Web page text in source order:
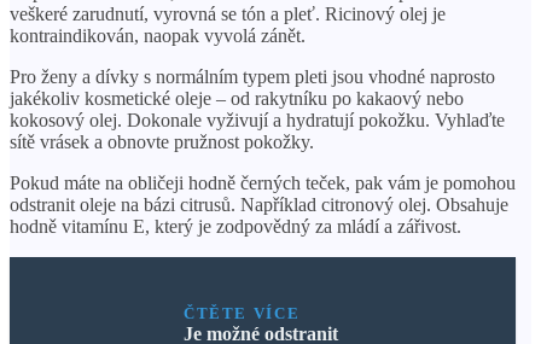
veškeré zarudnutí, vyrovná se tón a pleť. Ricinový olej je
kontraindikován, naopak vyvolá zánět.
Pro ženy a dívky s normálním typem pleti jsou vhodné naprosto
jakékoliv kosmetické oleje – od rakytníku po kakaový nebo
kokosový olej. Dokonale vyživují a hydratují pokožku. Vyhlaďte
sítě vrásek a obnovte pružnost pokožky.
Pokud máte na obličeji hodně černých teček, pak vám je pomohou
odstranit oleje na bázi citrusů. Například citronový olej. Obsahuje
hodně vitamínu E, který je zodpovědný za mládí a zářivost.
ČTĚTE VÍCE
Je možné odstranit